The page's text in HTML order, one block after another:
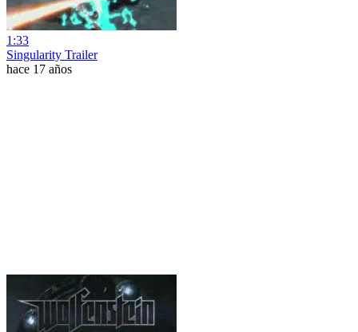
1:33
Singularity Trailer
hace 17 años